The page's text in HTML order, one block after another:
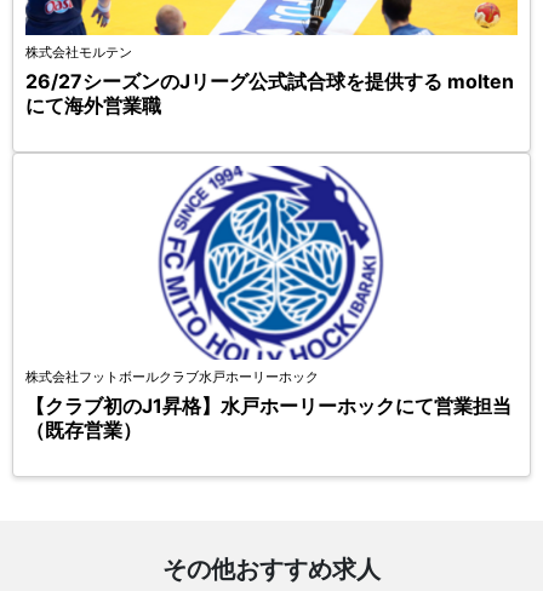
株式会社モルテン
26/27シーズンのJリーグ公式試合球を提供する molten
にて海外営業職
株式会社フットボールクラブ水戸ホーリーホック
【クラブ初のJ1昇格】水戸ホーリーホックにて営業担当
（既存営業）
その他おすすめ求人